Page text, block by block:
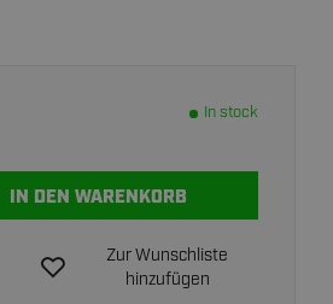
In stock
IN DEN WARENKORB
Zur Wunschliste
hinzufügen